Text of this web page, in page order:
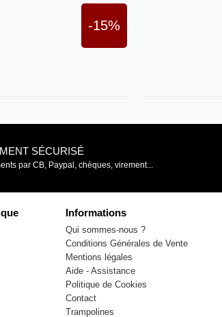
-15%
SÉCURISÉ
par CB, Paypal, chèques, virement...
Informations
Qui sommes-nous ?
Conditions Générales de Vente
Mentions légales
Aide - Assistance
Politique de Cookies
Contact
Trampolines